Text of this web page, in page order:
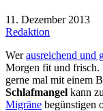
11. Dezember 2013
Redaktion
Werausreichend und
Morgen fit und frisch.
gerne mal mit einem
Schlafmangel kann
Migräne begünstigen